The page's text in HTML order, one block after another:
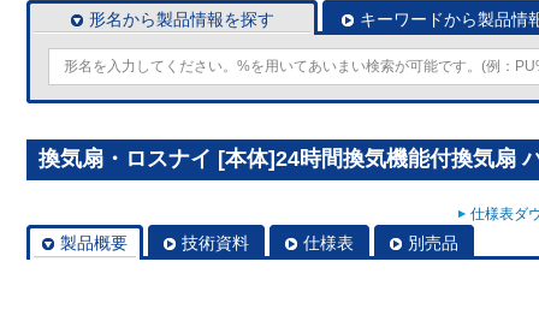
形名から製品情報を探す キーワードから製品情
換気扇・ロスナイ [本体]24時間換気機能付換気扇
仕様表ダ
製品概要 技術資料 仕様表 別売品